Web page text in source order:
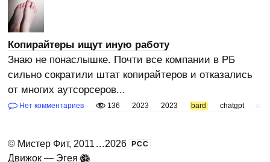
Копирайтеры ищут иную работу
Знаю не понаслышке. Почти все компании в РБ
сильно сократили штат копирайтеров и отказались
от многих аутсорсеров...
Нет комментариев 136 2023 2023 bard chatgpt
© Мистер Фит, 2011 ...2026 РСС
Движок — Эгея